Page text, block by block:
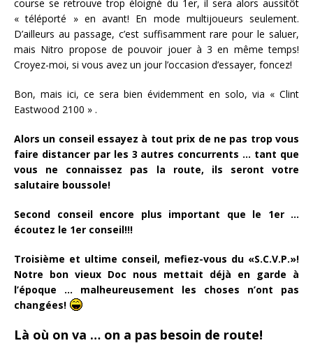
course se retrouve trop éloigné du 1er, il sera alors aussitôt
« téléporté » en avant! En mode multijoueurs seulement.
D’ailleurs au passage, c’est suffisamment rare pour le saluer,
mais Nitro propose de pouvoir jouer à 3 en même temps!
Croyez-moi, si vous avez un jour l’occasion d’essayer, foncez!
Bon, mais ici, ce sera bien évidemment en solo, via « Clint
Eastwood 2100 » .
Alors un conseil essayez à tout prix de ne pas trop vous
faire distancer par les 3 autres concurrents … tant que
vous ne connaissez pas la route, ils seront votre
salutaire boussole!
Second conseil encore plus important que le 1er …
écoutez le 1er conseil!!!
Troisième et ultime conseil, mefiez-vous du «S.C.V.P.»!
Notre bon vieux Doc nous mettait déjà en garde à
l’époque … malheureusement les choses n’ont pas
changées!
Là où on va … on a pas besoin de route!